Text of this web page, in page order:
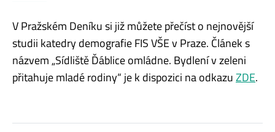
V Pražském Deníku si již můžete přečíst o nejnovější
studii katedry demografie FIS VŠE v Praze. Článek s
názvem „Sídliště Ďáblice omládne. Bydlení v zeleni
přitahuje mladé rodiny“ je k dispozici na odkazuZDE.